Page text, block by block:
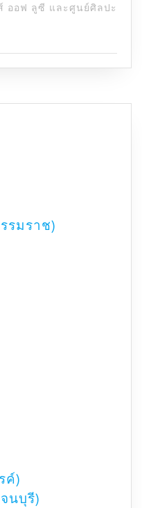
ออฟ ลูซี และศูนย์ศิลปะ
รมราช)
ค์)
นบุรี)